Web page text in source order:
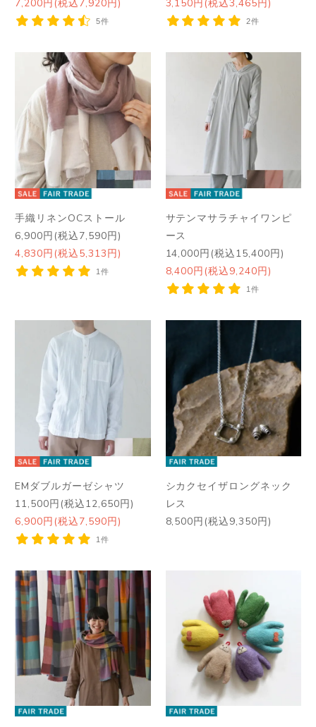
5件 2件
手織リネンOCストール
6,900円(税込7,590円)
4,830円(税込5,313円)
1件
サテンマサラチャイワンピ
ース
14,000円(税込15,400円)
8,400円(税込9,240円)
1件
EMダブルガーゼシャツ
11,500円(税込12,650円)
6,900円(税込7,590円)
1件
シカクセイザロングネック
レス
8,500円(税込9,350円)